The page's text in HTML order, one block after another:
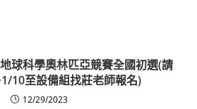
球科學奧林匹亞競賽全國初選(請
10至設備組找莊老師報名)
12/29/2023